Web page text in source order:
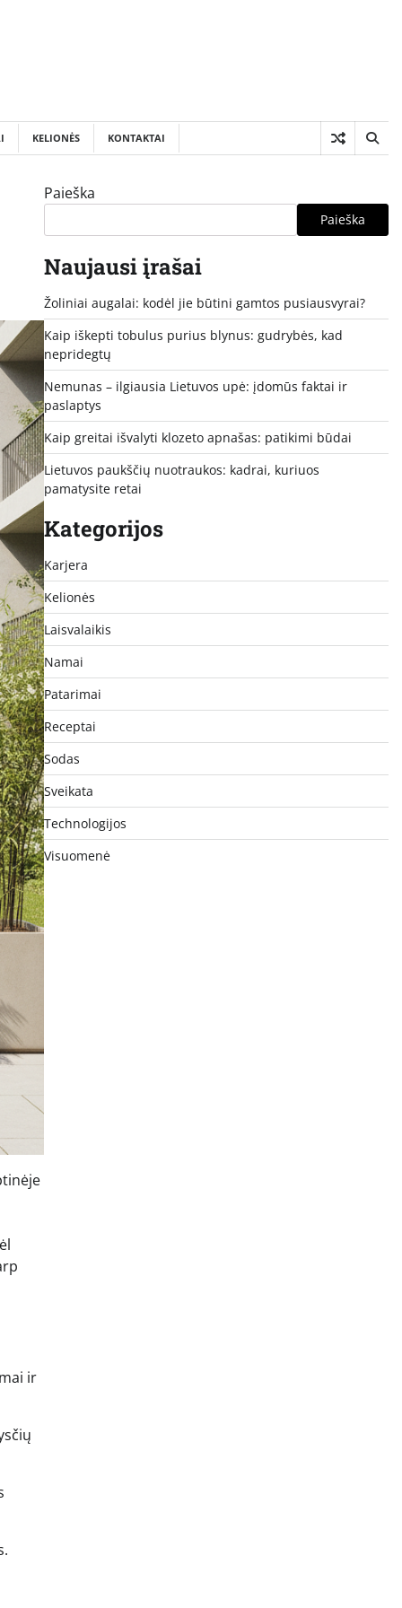
KELIONĖS KONTAKTAI
ir
Paieška
Paieška
Naujausi įrašai
Žoliniai augalai: kodėl jie būtini gamtos pusiausvyrai?
Kaip iškepti tobulus purius blynus: gudrybės, kad
nepridegtų
Nemunas – ilgiausia Lietuvos upė: įdomūs faktai ir
paslaptys
Kaip greitai išvalyti klozeto apnašas: patikimi būdai
Lietuvos paukščių nuotraukos: kadrai, kuriuos
pamatysite retai
Kategorijos
Karjera
Kelionės
Laisvalaikis
Namai
Patarimai
Receptai
Sodas
Sveikata
Technologijos
Visuomenė